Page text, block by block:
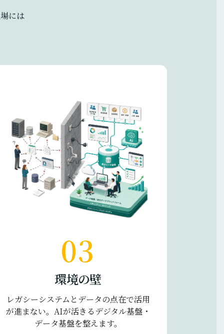
には
03
環境の壁
レガシーシステムとデータの点在で活用
が進まない。AIが活きるデジタル基盤・
データ基盤を整えます。